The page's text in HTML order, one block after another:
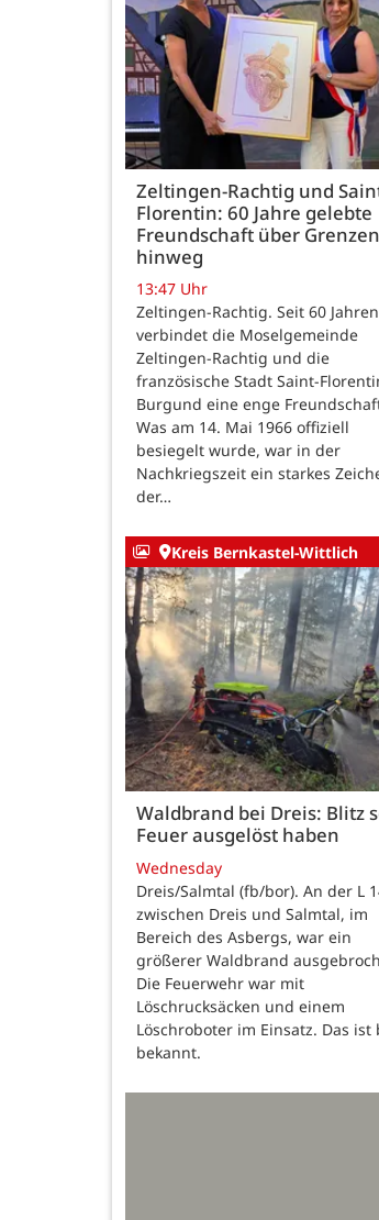
Zeltingen-Rachtig und
Florentin: 60 Jahre gelebte
Freundschaft über Grenzen
hinweg
13:47 Uhr
Zeltingen-Rachtig. Seit 60 Jahren
verbindet die Moselgemeinde
Zeltingen-Rachtig und die
französische Stadt Saint-
Burgund eine enge
Was am 14. Mai 1966 offiziell
besiegelt wurde, war in der
Nachkriegszeit ein starkes
der…
Kreis Bernkastel-Wittlich
Waldbrand bei Dreis: Blitz
Feuer ausgelöst haben
Wednesday
Dreis/Salmtal (fb/bor). An der L
zwischen Dreis und Salmtal, im
Bereich des Asbergs, war ein
größerer Waldbrand
Die Feuerwehr war mit
Löschrucksäcken und einem
Löschroboter im Einsatz. Das ist
bekannt.